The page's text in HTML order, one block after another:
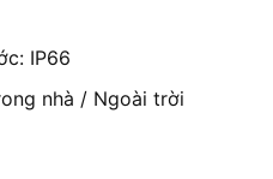
IP66
nhà / Ngoài trời